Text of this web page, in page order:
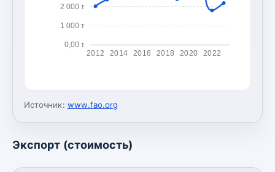
0,00 т
1 000 т
2 000 т
2012 2014 2016 2018 2020 2022
Источник: www.fao.org
Экспорт (стоимость)